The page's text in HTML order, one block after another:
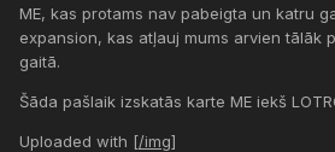
ME, kas protams nav pabeigta un katru
expansion, kas atļauj mums arvien tālāk
gaitā.
Šāda pašlaik izskatās karte ME iekš
Uploaded with [/img]